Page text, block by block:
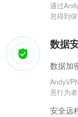
通过
息得到保
数据
数据加
意行为者
安全远